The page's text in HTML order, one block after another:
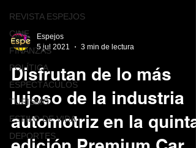
REVISTA ESPEJOS
CINE
FINANZAS
POLÍTICA
ESPECTÁCULOS
TURISMO
ESTILO DE VIDA
DEPORTES
Espejos
5 jul 2021
3 min de lectura
Disfrutan de lo más
lujoso de la industria
automotriz en la quinta